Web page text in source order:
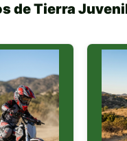
de Tierra